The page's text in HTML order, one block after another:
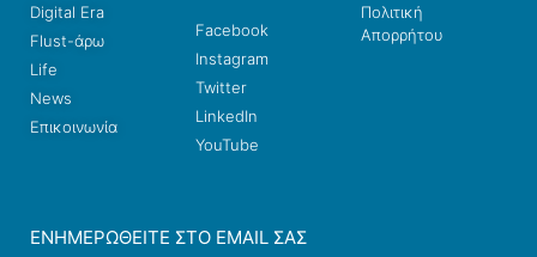
Digital Era
Flust-άρω
Life
News
Επικοινωνία
Facebook
Instagram
Twitter
LinkedIn
YouTube
Πολιτική
Απορρήτου
ΕΝΗΜΕΡΩΘΕΊΤΕ ΣΤΟ EMAIL ΣΑΣ